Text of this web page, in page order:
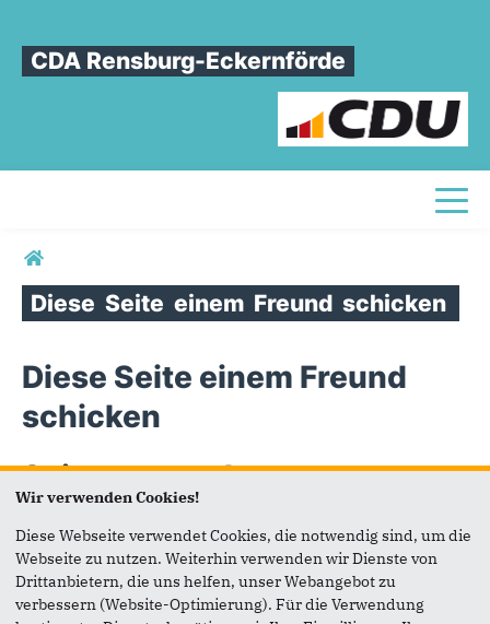
CDA Rensburg-Eckernförde
Sie sind hier
Diese Seite einem Freund schicken
Diese Seite einem Freund
schicken
Seite versenden
Vielen Dank, dass Sie die Inhalte unserer Homepage
weiterempfehlen.
Anmerkung: Ihre E-Mail-Adresse wird benötigt um die
Wir verwenden Cookies!
Diese Webseite verwendet Cookies, die notwendig sind, um die
Webseite zu nutzen. Weiterhin verwenden wir Dienste von
Drittanbietern, die uns helfen, unser Webangebot zu
verbessern (Website-Optimierung). Für die Verwendung